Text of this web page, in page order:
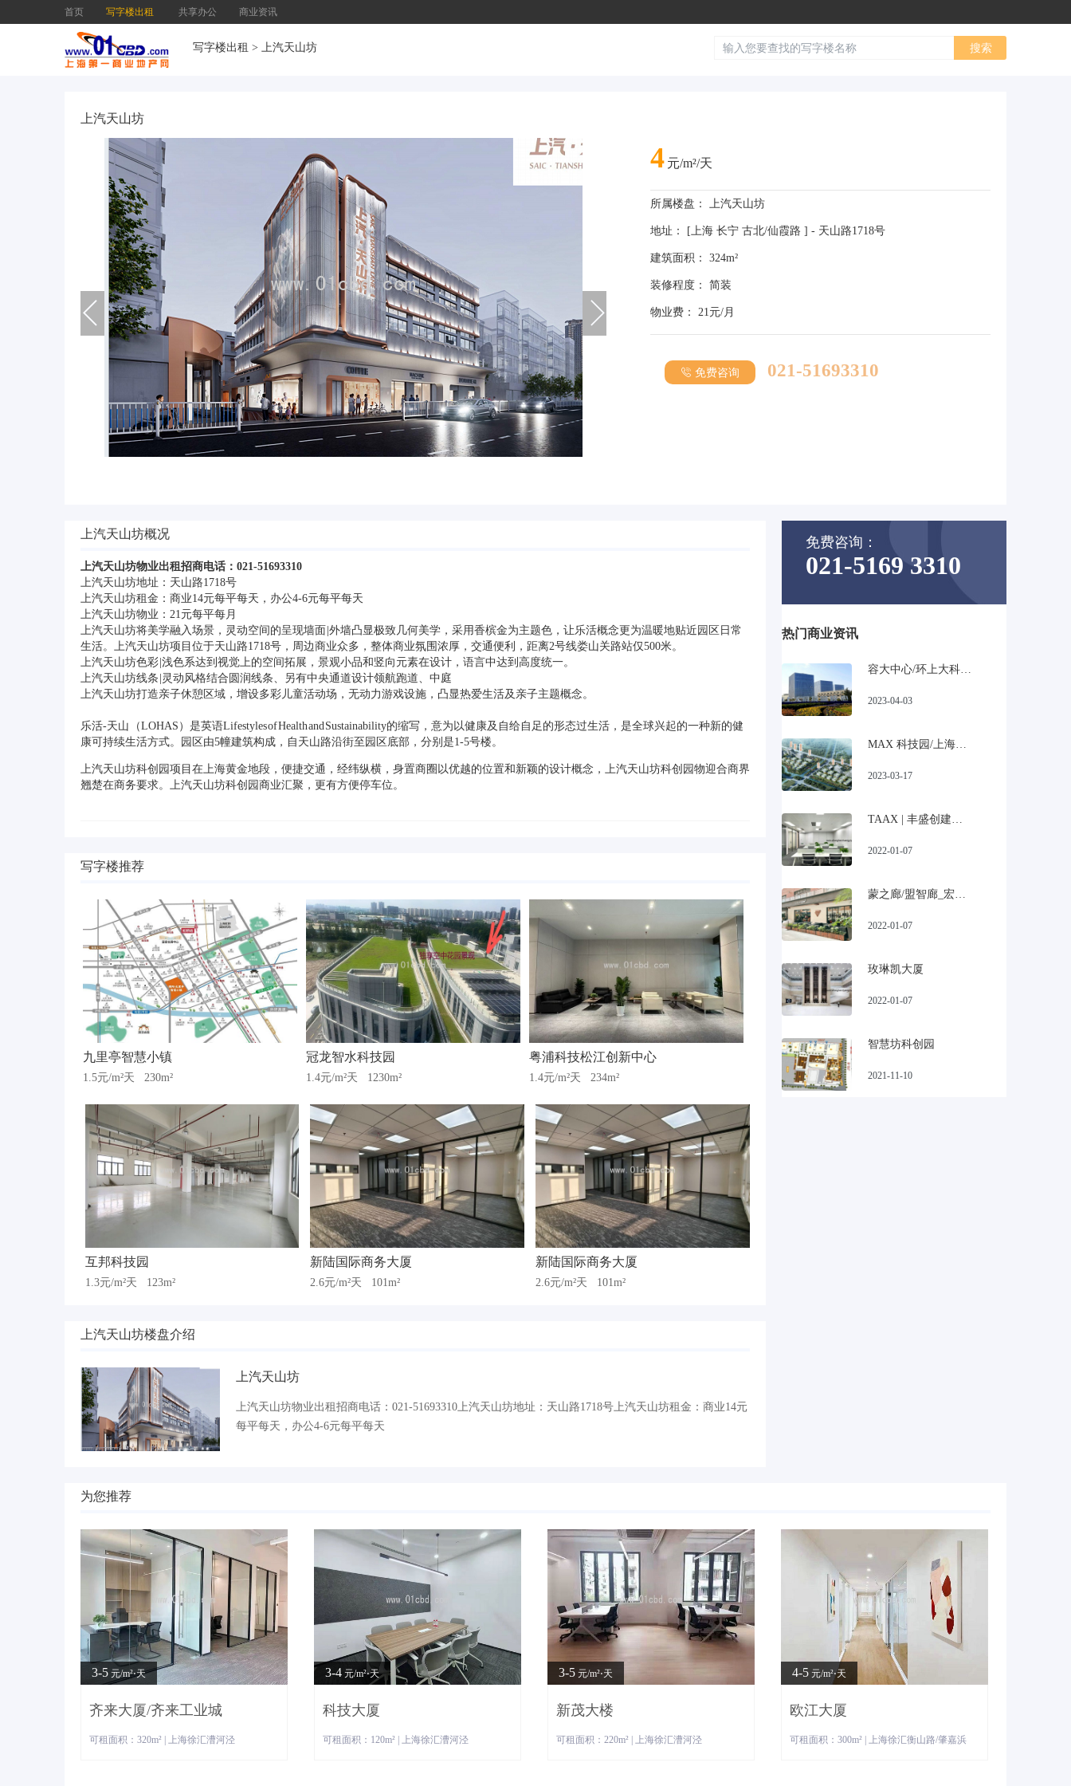
首页 写字楼出租 共享办公 商业资讯
写字楼出租 > 上汽天山坊
上汽天山坊
4 元/m²/天
所属楼盘： 上汽天山坊
地址： [上海 长宁 古北/仙霞路 ] - 天山路1718号
建筑面积： 324m²
装修程度： 简装
物业费： 21元/月
免费咨询 021-51693310
上汽天山坊概况
上汽天山坊物业出租招商电话：021-51693310
上汽天山坊地址：天山路1718号
上汽天山坊租金：商业14元每平每天，办公4-6元每平每天
上汽天山坊物业：21元每平每月
上汽天山坊将美学融入场景，灵动空间的呈现墙面 |外墙凸显极致几何美学，采用香槟金为主题色，让乐活概念更为温暖地贴近园区日常
生活。上汽天山坊项目位于天山路1718号，周边商业众多，整体商业氛围浓厚，交通便利，距离2号线娄山关路站仅500米。
上汽天山坊色彩 |浅色系达到视觉上的空间拓展，景观小品和竖向元素在设计，语言中达到高度统一。
上汽天山坊线条 |灵动风格结合圆润线条、另有中央通道设计领航跑道、中庭
上汽天山坊打造亲子休憩区域，增设多彩儿童活动场，无动力游戏设施，凸显热爱生活及亲子主题概念。
乐活-天山 （LOHAS）是英语Lifestyles of Health and Sustainability的缩写，意为以健康及自给自足的形态过生活，是全球兴起的一种新的健
康可持续生活方式。园区由5幢建筑构成，自天山路沿街至园区底部，分别是1-5号楼。
上汽天山坊科创园项目在上海黄金地段，便捷交通，经纬纵横，身置商圈以优越的位置和新颖的设计概念，上汽天山坊科创园物迎合商界
翘楚在商务要求。上汽天山坊科创园商业汇聚，更有方便停车位。
写字楼推荐
九里亭智慧小镇
1.5元/m²天 230m²
冠龙智水科技园
1.4元/m²天 1230m²
粤浦科技松江创新中心
1.4元/m²天 234m²
互邦科技园
1.3元/m²天 123m²
新陆国际商务大厦
2.6元/m²天 101m²
新陆国际商务大厦
2.6元/m²天 101m²
上汽天山坊楼盘介绍
上汽天山坊
上汽天山坊物业出租招商电话：021-51693310上汽天山坊地址：天山路1718号上汽天山坊租金：商业14元
每平每天，办公4-6元每平每天
免费咨询：
021-5169 3310
热门商业资讯
容大中心/环上大科技园_宝山高性比甲级写字楼
2023-04-03
MAX 科技园/上海宝山美兰湖科技园招商
2023-03-17
TAAX | 丰盛创建大厦
2022-01-07
蒙之廊/盟智廊_宏慧盟慧园
2022-01-07
玫琳凯大厦
2022-01-07
智慧坊科创园
2021-11-10
为您推荐
3-5 元/m²⋅天
齐来大厦/齐来工业城
可租面积：320m² | 上海徐汇漕河泾
3-4 元/m²⋅天
科技大厦
可租面积：120m² | 上海徐汇漕河泾
3-5 元/m²⋅天
新茂大楼
可租面积：220m² | 上海徐汇漕河泾
4-5 元/m²⋅天
欧江大厦
可租面积：300m² | 上海徐汇衡山路/肇嘉浜